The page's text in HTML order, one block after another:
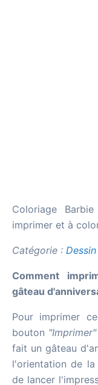
Coloriage
imprimer et à
Catégorie :
Comment
gâteau
Pour imprimer
bouton "Imprimer"
fait un gâteau
l'orientation de
de lancer